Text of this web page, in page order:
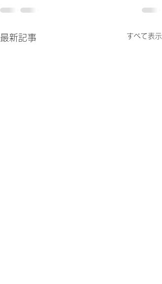
最新記事 すべて表示